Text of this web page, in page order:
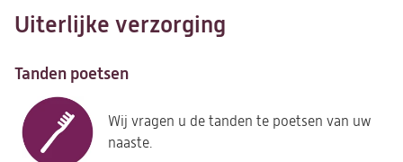
Uiterlijke verzorging
Tanden poetsen
Wij vragen u de tanden te poetsen van uw
naaste.